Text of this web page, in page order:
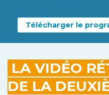
Télécharger le
LA VIDÉO
DE LA